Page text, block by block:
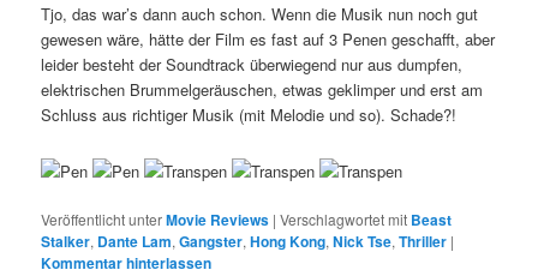
Tjo, das war’s dann auch schon. Wenn die Musik nun noch gut
gewesen wäre, hätte der Film es fast auf 3 Penen geschafft, aber
leider besteht der Soundtrack überwiegend nur aus dumpfen,
elektrischen Brummelgeräuschen, etwas geklimper und erst am
Schluss aus richtiger Musik (mit Melodie und so). Schade?!
Veröffentlicht unterMovie Reviews |Verschlagwortet mit Beast
Stalker, Dante Lam,Gangster,Hong Kong,Nick Tse,Thriller |
Kommentar hinterlassen